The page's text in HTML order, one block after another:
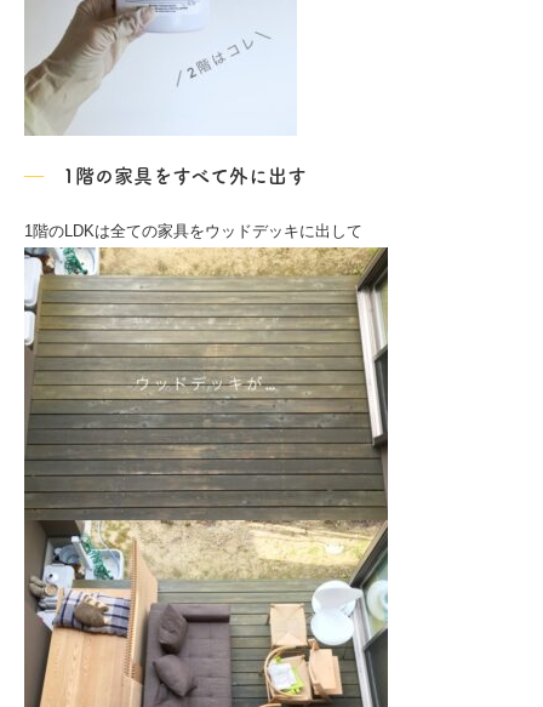
1階の家具をすべて外に出す
1階のLDKは全ての家具をウッドデッキに出して